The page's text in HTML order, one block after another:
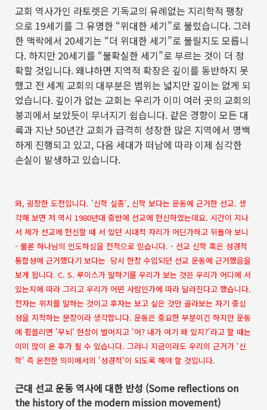
교회 역사가인 라토렛은 기독교의 유례없는 지리학적 팽창
으로 19세기를 그 유명한 “위대한 세기”로 불렀습니다. 그러
한 맥락에서 20세기는 “더 위대한 세기”로 불릴지도 모릅니
다. 하지만 20세기를 “불확실한 세기”로 부르는 것이 더 정
확할 것입니다.왜냐하면 지역적 확장은 깊이를 동반하지 못
했고 전 세계 교회의 대부분은 범위는 넓지만 깊이는 없게 되
었습니다. 깊이가 없는 교회는 우리가 이미 여러 곳의 교회의
붕괴에서 보았듯이 무너지기 쉽습니다. 같은 경향이 모든 대
륙과 지난 50년간 교회가 급격히 성장한 많은 지역에서 명백
하게 진행되고 있고, 다음 세대가 떠남에 따라 이제 심각한
손실이 발생하고 있습니다.
와, 굉장한 도전입니다. '신학 실종', 신학 보다는 운동에 근거한 선교. 생
각해 보면 저 역시 1980년대 중반에 선교에 헌신하였는데요. 시간이 지나
서 제가 선교에 헌신할 때 서 있던 시대적 자리가 어딘가하고 뒤돌아 보니
- 물론 하나님의 인도하심을 전적으로 믿습니다. - 선교 신학 혹은 성경적
통합성에 근거했다기 보다는 당시 한창 수입되던 선교 운동에 근거했음을
보게 됩니다. C. S. 루이스가 말하기를 우리가 보는 것은 우리가 어디에 서
있는지에 따라 그리고 우리가 어떤 사람인가에 따라 달라진다고 했습니다.
전자는 위치를 말하는 것이고 후자는 보고 싶은 것만 골라보는 자기 중심
성을 지적하는 문장이라 생각합니다. 운동은 중요한 부분이긴 하지만 운동
에 휩쓸리면 '무뇌' 현상이 벌어지고 '어? 내가 여기 왜 있지?'라고 할 때는
이미 많이 온 후가 될 수 있습니다. 그러니 지금이라도 우리의 근거가 '신
학' 즉 온전한 의미에서의 '성경적'이 되도록 해야 할 것입니다.
근대 선교 운동 역사에 대한 반성 (Some reflections on
the history of the modern mission movement)